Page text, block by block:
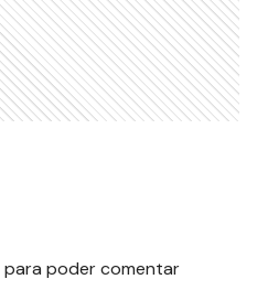
para poder comentar